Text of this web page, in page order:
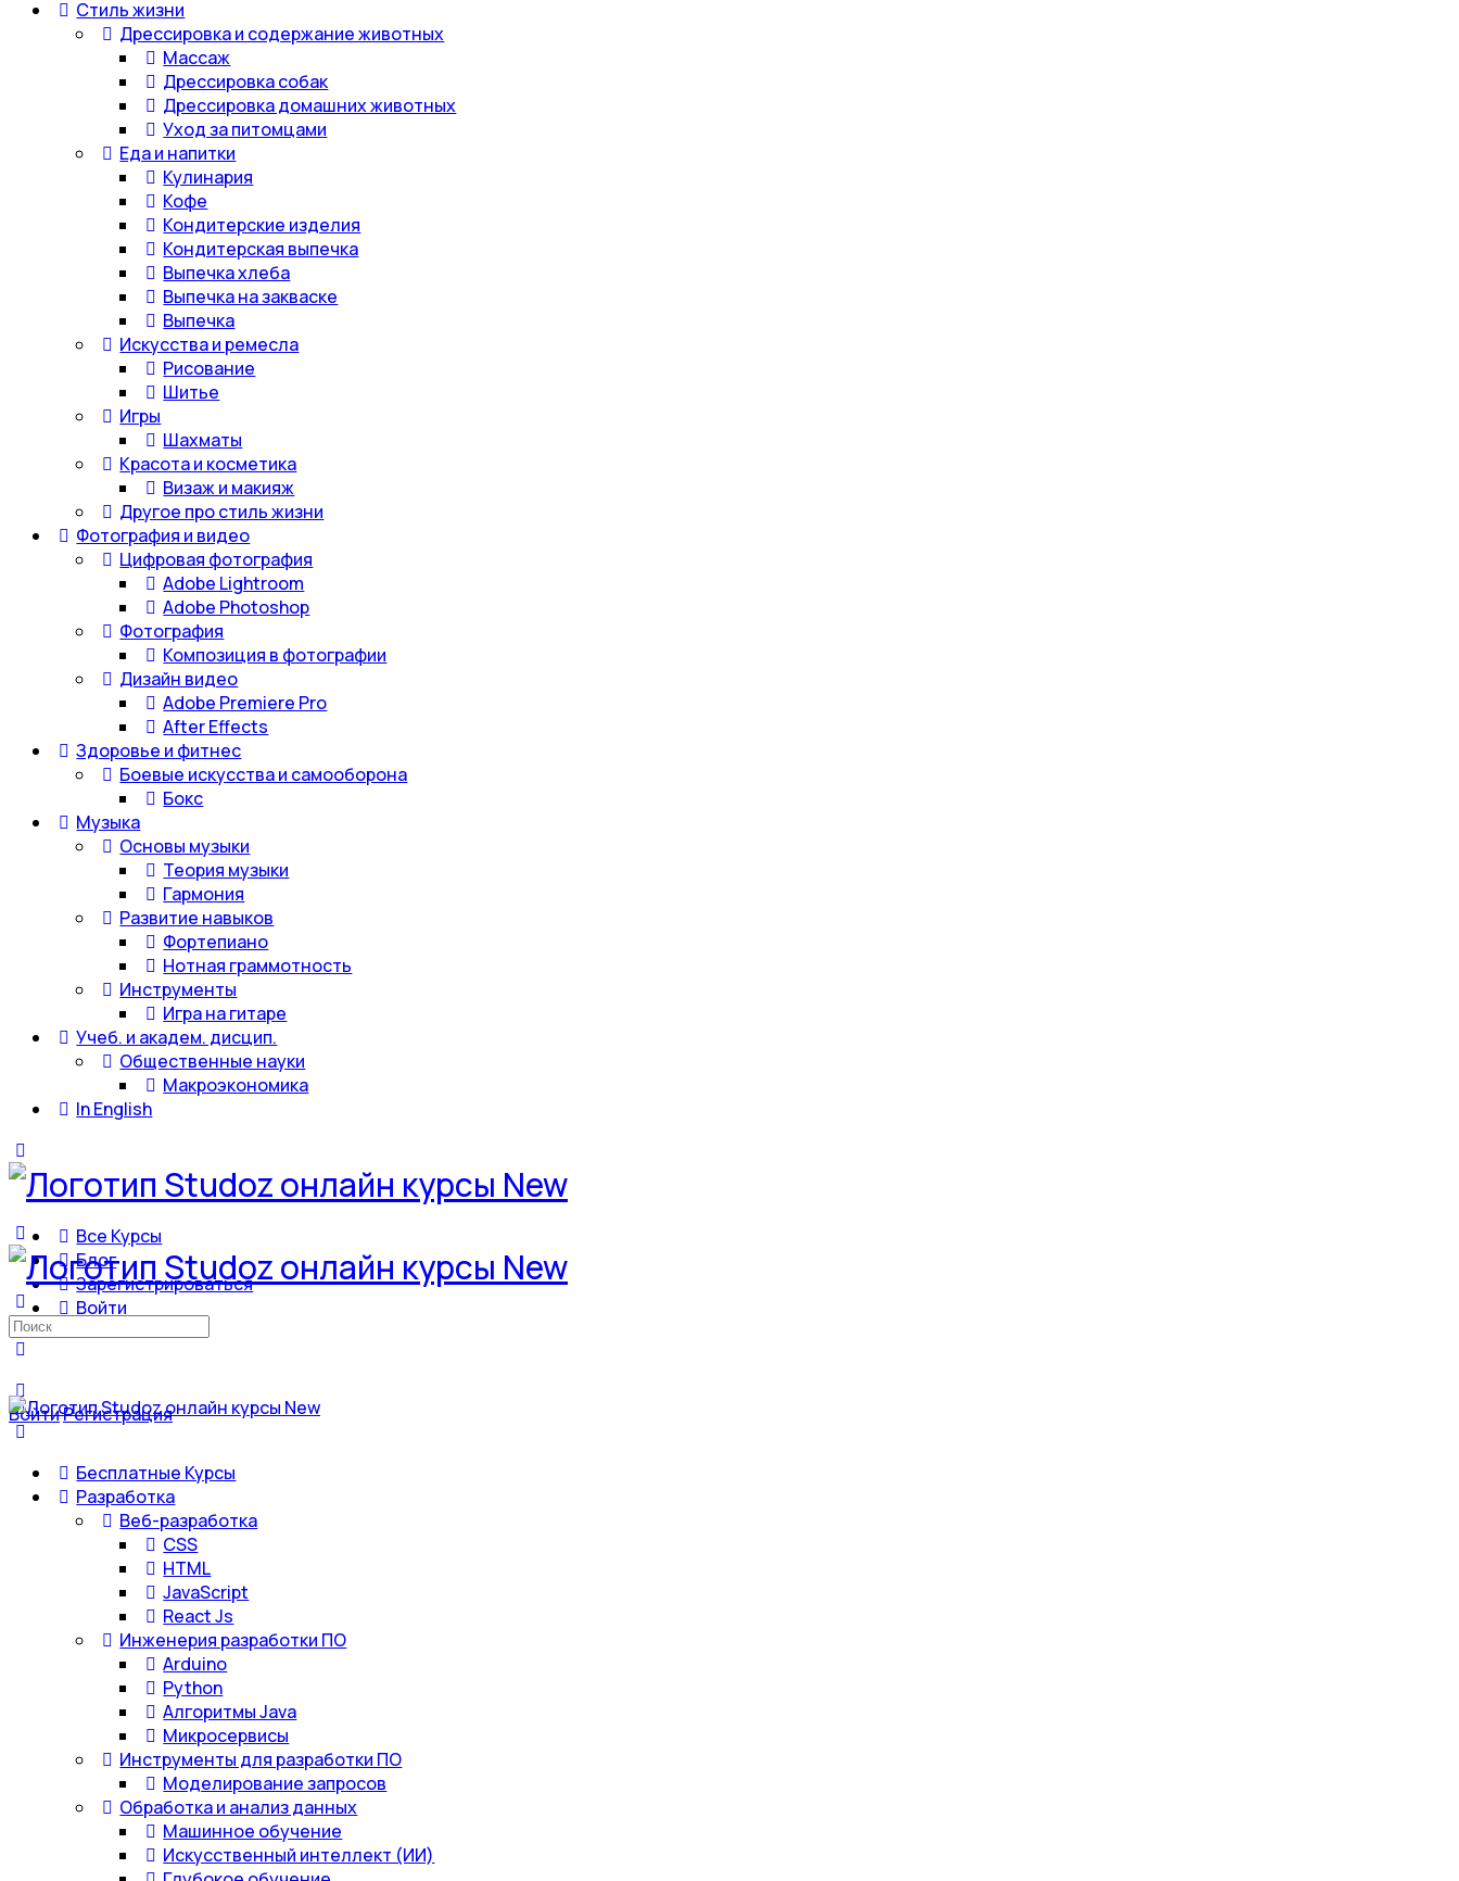
Стиль жизни
Дрессировка и содержание животных
Массаж
Дрессировка собак
Дрессировка домашних животных
Уход за питомцами
Еда и напитки
Кулинария
Кофе
Кондитерские изделия
Кондитерская выпечка
Выпечка хлеба
Выпечка на закваске
Выпечка
Искусства и ремесла
Рисование
Шитье
Игры
Шахматы
Красота и косметика
Визаж и макияж
Другое про стиль жизни
Фотография и видео
Цифровая фотография
Adobe Lightroom
Adobe Photoshop
Фотография
Композиция в фотографии
Дизайн видео
Adobe Premiere Pro
After Effects
Здоровье и фитнес
Боевые искусства и самооборона
Бокс
Музыка
Основы музыки
Теория музыки
Гармония
Развитие навыков
Фортепиано
Нотная граммотность
Инструменты
Игра на гитаре
Учеб. и академ. дисцип.
Общественные науки
Макроэкономика
In English
Все Курсы
Блог
Зарегистрироваться
Войти
ВойтиРегистрация
Искать:
Бесплатные Курсы
Разработка
Веб-разработка
CSS
HTML
JavaScript
React Js
Инженерия разработки ПО
Arduino
Python
Алгоритмы Java
Микросервисы
Инструменты для разработки ПО
Моделирование запросов
Обработка и анализ данных
Машинное обучение
Искусственный интеллект (ИИ)